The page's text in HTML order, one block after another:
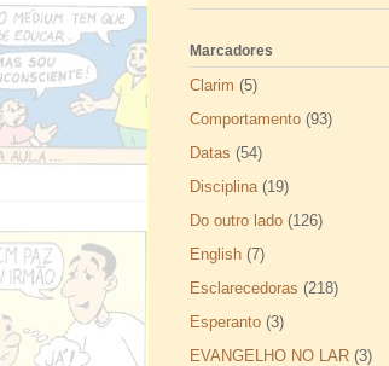
Marcadores
Clarim (5)
Comportamento (93)
Datas (54)
Disciplina (19)
Do outro lado (126)
English (7)
Esclarecedoras (218)
Esperanto (3)
EVANGELHO NO LAR (3)